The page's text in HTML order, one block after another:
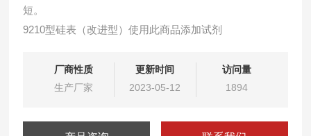
短。
9210型硅表（改进型）使用此商品添加试剂
厂商性质
生产厂家
更新时间
2023-05-12
访问量
1894